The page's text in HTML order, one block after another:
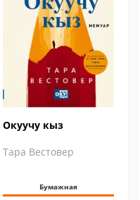
Окуучу кыз
Тара Вестовер
Бумажная